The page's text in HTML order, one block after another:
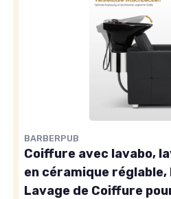
BARBERPUB
Coiffure avec lavabo,
en céramique
Lavage de Coiffure